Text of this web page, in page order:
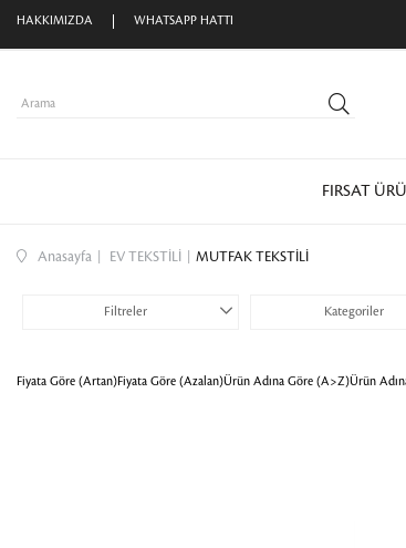
HAKKIMIZDA WHATSAPP HATTI
Aynı Gün Kargo
FIRSAT
Anasayfa EV TEKSTİLİ MUTFAK TEKSTİLİ
Filtreler Kategoriler
Fiyata Göre (Artan)Fiyata Göre (Azalan)Ürün Adına Göre (A>Z)Ürün